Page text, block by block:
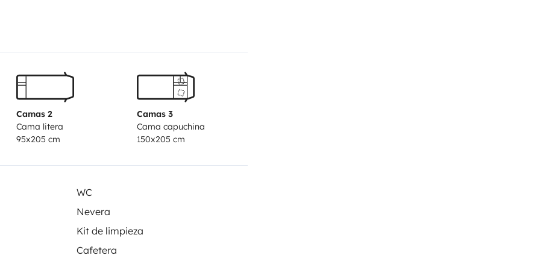
congelatore, kit cucina
comfort garantito
mani, carta igienica
reale di diversi giorni
design italiano moderno e
Italia
Camas 2
Cama litera
95x205 cm
Camas 3
Cama capuchina
150x205 cm
WC
Nevera
Kit de limpieza
Cafetera